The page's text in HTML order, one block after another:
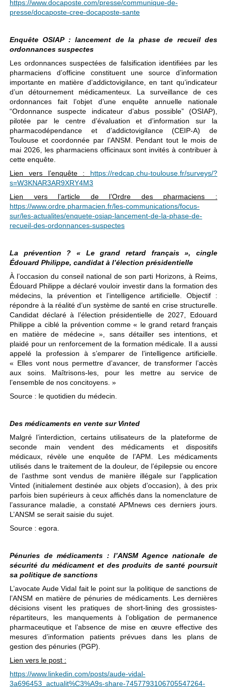
https://www.docaposte.com/presse/communique-de-
presse/docaposte-cree-docaposte-sante
Enquête OSIAP : lancement de la phase de recueil des
ordonnances suspectes
Les ordonnances suspectées de falsification identifiées par les
pharmaciens d’officine constituent une source d’information
importante en matière d’addictovigilance, en tant qu’indicateur
d’un détournement médicamenteux. La surveillance de ces
ordonnances fait l’objet d’une enquête annuelle nationale
“Ordonnance suspecte indicateur d’abus possible” (OSIAP),
pilotée par le centre d’évaluation et d’information sur la
pharmacodépendance et d’addictovigilance (CEIP-A) de
Toulouse et coordonnée par l’ANSM. Pendant tout le mois de
mai 2026, les pharmaciens officinaux sont invités à contribuer à
cette enquête.
Lien vers l’enquête : https://redcap.chu-toulouse.fr/surveys/?
s=W3KNAR3AR9XRY4M3
Lien vers l’article de l’Ordre des pharmaciens :
https://www.ordre.pharmacien.fr/les-communications/focus-
sur/les-actualites/enquete-osiap-lancement-de-la-phase-de-
recueil-des-ordonnances-suspectes
La prévention ? « Le grand retard français », cingle
Édouard Philippe, candidat à l’élection présidentielle
À l’occasion du conseil national de son parti Horizons, à Reims,
Édouard Philippe a déclaré vouloir investir dans la formation des
médecins, la prévention et l’intelligence artificielle. Objectif :
répondre à la réalité d’un système de santé en crise structurelle.
Candidat déclaré à l’élection présidentielle de 2027, Edouard
Philippe a ciblé la prévention comme « le grand retard français
en matière de médecine », sans détailler ses intentions, et
plaidé pour un renforcement de la formation médicale. Il a aussi
appelé la profession à s’emparer de l’intelligence artificielle.
« Elles vont nous permettre d’avancer, de transformer l’accès
aux soins. Maîtrisons-les, pour les mettre au service de
l’ensemble de nos concitoyens. »
Source : le quotidien du médecin.
Des médicaments en vente sur Vinted
Malgré l’interdiction, certains utilisateurs de la plateforme de
seconde main vendent des médicaments et dispositifs
médicaux, révèle une enquête de l’APM. Les médicaments
utilisés dans le traitement de la douleur, de l’épilepsie ou encore
de l’asthme sont vendus de manière illégale sur l’application
Vinted (initialement destinée aux objets d’occasion), à des prix
parfois bien supérieurs à ceux affichés dans la nomenclature de
l’assurance maladie, a constaté APMnews ces derniers jours.
L’ANSM se serait saisie du sujet.
Source : egora.
Pénuries de médicaments : l’ANSM Agence nationale de
sécurité du médicament et des produits de santé poursuit
sa politique de sanctions
L’avocate Aude Vidal fait le point sur la politique de sanctions de
l’ANSM en matière de pénuries de médicaments. Les dernières
décisions visent les pratiques de short-lining des grossistes-
répartiteurs, les manquements à l’obligation de permanence
pharmaceutique et l’absence de mise en œuvre effective des
mesures d’information patients prévues dans les plans de
gestion des pénuries (PGP).
Lien vers le post :
https://www.linkedin.com/posts/aude-vidal-
3a696453_actualit%C3%A9s-share-7457793106705547264-